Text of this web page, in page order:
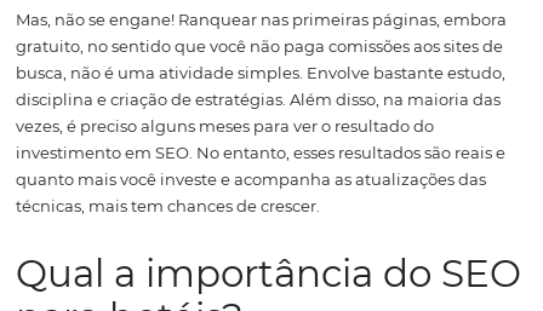
É nesse local que o blog da sua propriedade pode
o auxílio das técnicas de SEO para hotéis. De acordo